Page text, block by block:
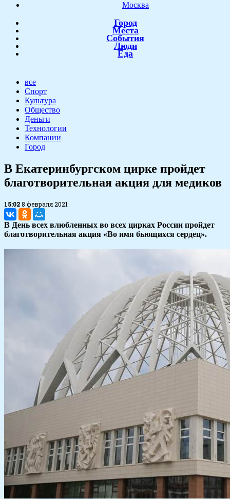
Москва
Город
Места
События
Люди
Еда
все
Спорт
Культура
Общество
Деньги
Технологии
Компании
Город
​В Екатеринбургском цирке пройдет
благотворительная акция для медиков
15:028 февраля 2021
В День всех влюбленных во всех цирках России пройдет
благотворительная акция «Во имя бьющихся сердец».